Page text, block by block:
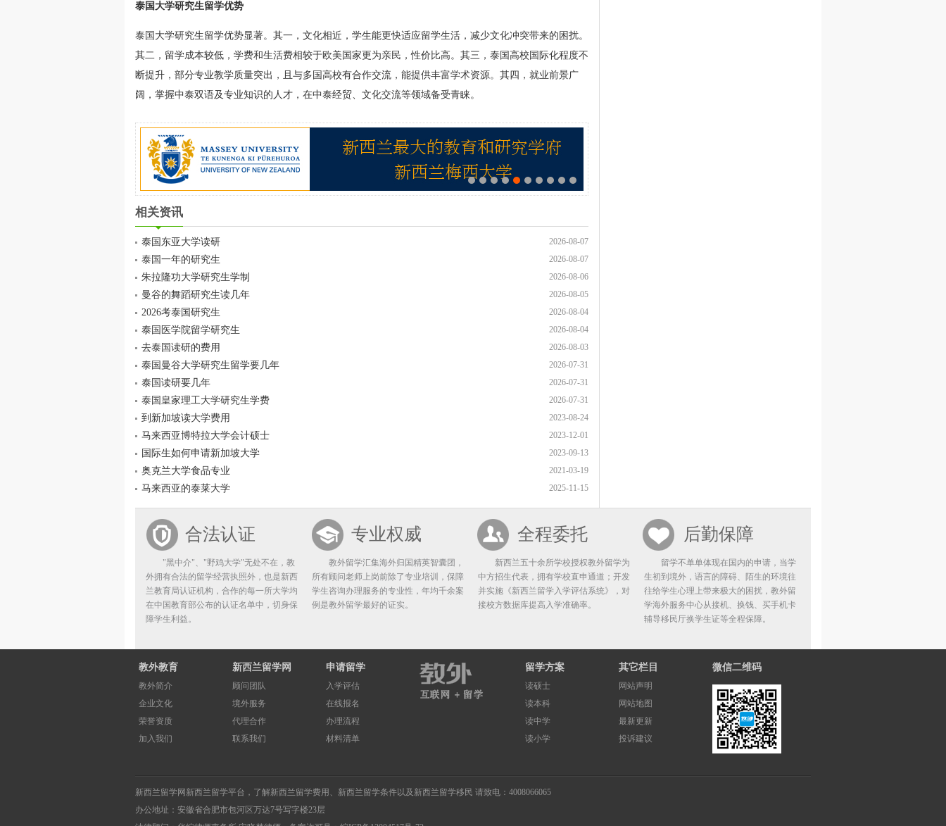
泰国大学研究生留学优势
泰国大学研究生留学优势显著。其一，文化相近，学生能更快适应留学生活，减少文化冲突带来的困扰。
其二，留学成本较低，学费和生活费相较于欧美国家更为亲民，性价比高。其三，泰国高校国际化程度不
断提升，部分专业教学质量突出，且与多国高校有合作交流，能提供丰富学术资源。其四，就业前景广
阔，掌握中泰双语及专业知识的人才，在中泰经贸、文化交流等领域备受青睐。
相关资讯
2026-08-07
泰国东亚大学读研
2026-08-07
泰国一年的研究生
2026-08-06
朱拉隆功大学研究生学制
2026-08-05
曼谷的舞蹈研究生读几年
2026-08-04
2026考泰国研究生
2026-08-04
泰国医学院留学研究生
2026-08-03
去泰国读研的费用
2026-07-31
泰国曼谷大学研究生留学要几年
2026-07-31
泰国读研要几年
2026-07-31
泰国皇家理工大学研究生学费
2023-08-24
到新加坡读大学费用
2023-12-01
马来西亚博特拉大学会计硕士
2023-09-13
国际生如何申请新加坡大学
2021-03-19
奥克兰大学食品专业
2025-11-15
马来西亚的泰莱大学
合法认证
"黑中介"、"野鸡大学"无处不在，教
外拥有合法的留学经营执照外，也是新西
兰教育局认证机构，合作的每一所大学均
在中国教育部公布的认证名单中，切身保
障学生利益。
专业权威
教外留学汇集海外归国精英智囊团，
所有顾问老师上岗前除了专业培训，保障
学生咨询办理服务的专业性，年均千余案
例是教外留学最好的证实。
全程委托
新西兰五十余所学校授权教外留学为
中方招生代表，拥有学校直申通道；开发
并实施《新西兰留学入学评估系统》，对
接校方数据库提高入学准确率。
后勤保障
留学不单单体现在国内的申请，当学
生初到境外，语言的障碍、陌生的环境往
往给学生心理上带来极大的困扰，教外留
学海外服务中心从接机、换钱、买手机卡
辅导移民厅换学生证等全程保障。
教外教育
教外简介
企业文化
荣誉资质
加入我们
新西兰留学网
顾问团队
境外服务
代理合作
联系我们
申请留学
入学评估
在线报名
办理流程
材料清单
留学方案
读硕士
读本科
读中学
读小学
其它栏目
网站声明
网站地图
最新更新
投诉建议
微信二维码
新西兰留学网 新西兰留学平台，了解新西兰留学费用 、 新西兰留学条件以及 新西兰留学移民 请致电：4008066065
办公地址：安徽省合肥市包河区万达7号写字楼23层